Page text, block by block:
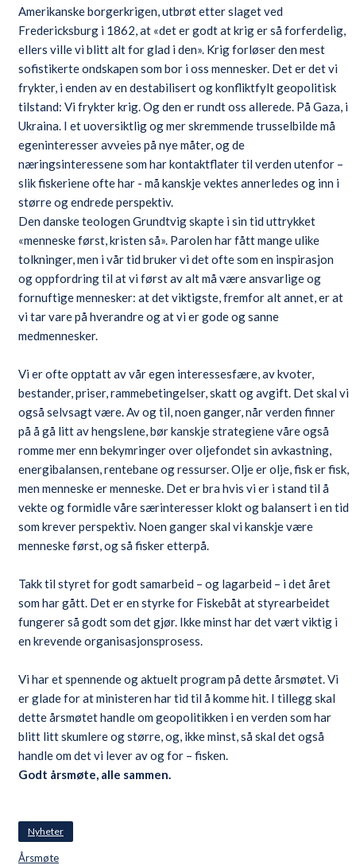
Amerikanske borgerkrigen, utbrøt etter slaget ved
Fredericksburg i 1862, at «det er godt at krig er så forferdelig,
ellers ville vi blitt alt for glad i den». Krig forløser den mest
sofistikerte ondskapen som bor i oss mennesker. Det er det vi
frykter, i enden av en destabilisert og konfliktfylt geopolitisk
tilstand: Vi frykter krig. Og den er rundt oss allerede. På Gaza, i
Ukraina. I et uoversiktlig og mer skremmende trusselbilde må
egeninteresser avveies på nye måter, og de
næringsinteressene som har kontaktflater til verden utenfor –
slik fiskeriene ofte har - må kanskje vektes annerledes og inn i
større og endrede perspektiv.
Den danske teologen Grundtvig skapte i sin tid uttrykket
«menneske først, kristen så». Parolen har fått mange ulike
tolkninger, men i vår tid bruker vi det ofte som en inspirasjon
og oppfordring til at vi først av alt må være ansvarlige og
fornuftige mennesker: at det viktigste, fremfor alt annet, er at
vi tar vare på hverandre og at vi er gode og sanne
medmennesker.
Vi er ofte opptatt av vår egen interessesfære, av kvoter,
bestander, priser, rammebetingelser, skatt og avgift. Det skal vi
også selvsagt være. Av og til, noen ganger, når verden finner
på å gå litt av hengslene, bør kanskje strategiene våre også
romme mer enn bekymringer over oljefondet sin avkastning,
energibalansen, rentebane og ressurser. Olje er olje, fisk er fisk,
men menneske er menneske. Det er bra hvis vi er i stand til å
vekte og formidle våre særinteresser klokt og balansert i en tid
som krever perspektiv. Noen ganger skal vi kanskje være
menneske først, og så fisker etterpå.
Takk til styret for godt samarbeid – og lagarbeid – i det året
som har gått. Det er en styrke for Fiskebåt at styrearbeidet
fungerer så godt som det gjør. Ikke minst har det vært viktig i
en krevende organisasjonsprosess.
Vi har et spennende og aktuelt program på dette årsmøtet. Vi
er glade for at ministeren har tid til å komme hit. I tillegg skal
dette årsmøtet handle om geopolitikken i en verden som har
blitt litt skumlere og større, og, ikke minst, så skal det også
handle om det vi lever av og for – fisken.
Godt årsmøte, alle sammen.
Nyheter
Årsmøte